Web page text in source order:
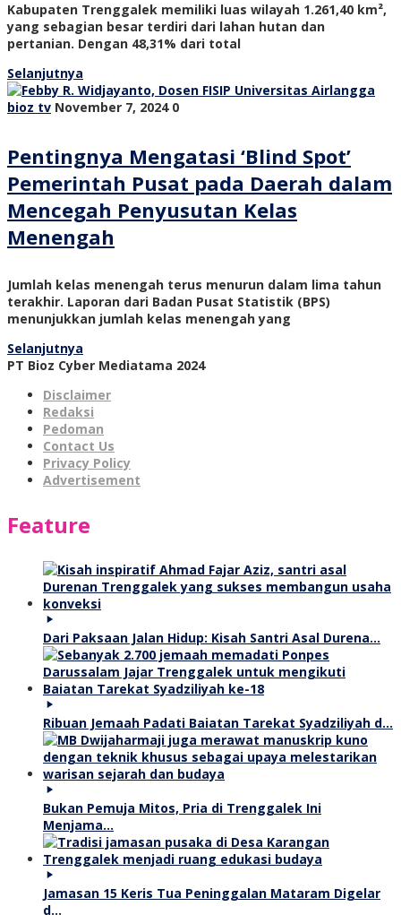
Kabupaten Trenggalek memiliki luas wilayah 1.261,40 km²,
yang sebagian besar terdiri dari lahan hutan dan
pertanian. Dengan 48,31% dari total
Selanjutnya
bioz tv November 7, 2024 0
Pentingnya Mengatasi ‘Blind Spot’
Pemerintah Pusat pada Daerah dalam
Mencegah Penyusutan Kelas
Menengah
Jumlah kelas menengah terus menurun dalam lima tahun
terakhir. Laporan dari Badan Pusat Statistik (BPS)
menunjukkan jumlah kelas menengah yang
Selanjutnya
PT Bioz Cyber Mediatama 2024
Disclaimer
Redaksi
Pedoman
Contact Us
Privacy Policy
Advertisement
Feature
Dari Paksaan Jalan Hidup: Kisah Santri Asal Durena…
Ribuan Jemaah Padati Baiatan Tarekat Syadziliyah d…
Bukan Pemuja Mitos, Pria di Trenggalek Ini
Menjama…
Jamasan 15 Keris Tua Peninggalan Mataram Digelar
d…